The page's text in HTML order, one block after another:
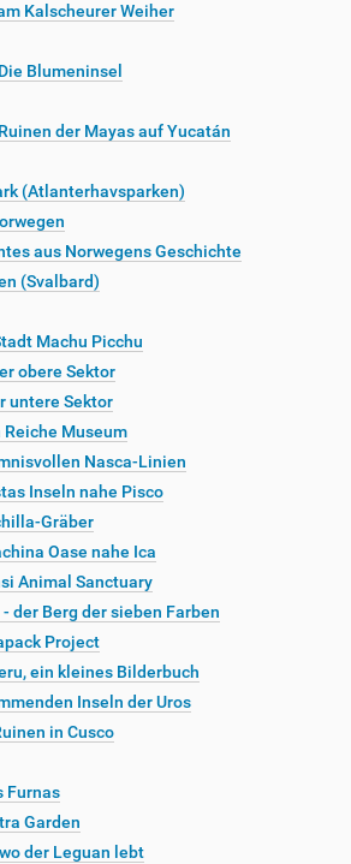
Kalscheurer Weiher
Blumeninsel
der Mayas auf Yucatán
(Atlanterhavsparken)
aus Norwegens Geschichte
(Svalbard)
Machu Picchu
obere Sektor
untere Sektor
Reiche Museum
Nasca-Linien
Inseln nahe Pisco
Gräber
Oase nahe Ica
Animal Sanctuary
der Berg der sieben Farben
Project
ein kleines Bilderbuch
Inseln der Uros
in Cusco
Furnas
Garden
der Leguan lebt